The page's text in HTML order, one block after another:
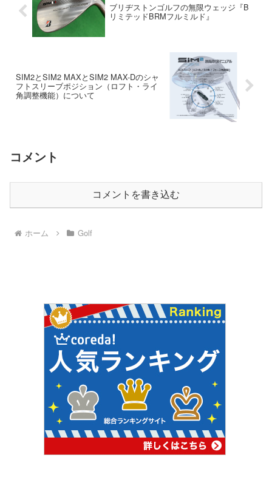
ブリヂストンゴルフの無限ウェッジ『B
リミテッドBRMフルミルド』
SIM2とSIM2 MAXとSIM2 MAX-Dのシャ
フトスリーブポジション（ロフト・ライ
角調整機能）について
コメント
コメントを書き込む
ホーム Golf